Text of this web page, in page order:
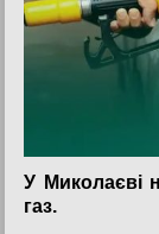
У Миколаєві
газ.